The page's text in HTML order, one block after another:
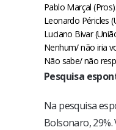
Pablo Marçal
Leonardo Péricles
Luciano Bivar
Nenhum/ não iria
Não sabe/ não
Pesquisa
Na pesquisa
Bolsonaro,